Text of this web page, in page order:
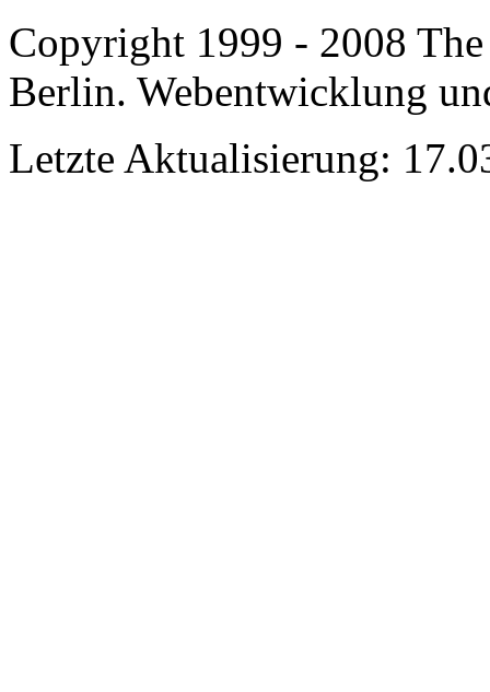
Copyright 1999 - 2008
Berlin. Webentwicklung
Letzte Aktualisierung: